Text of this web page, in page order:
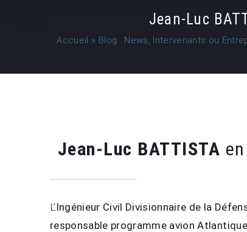
Jean-Luc
Accueil » Blog : News, Intervenants ou
Jean-Luc BATTISTA
L’Ingénieur Civil Divisionnaire de la
responsable programme avion